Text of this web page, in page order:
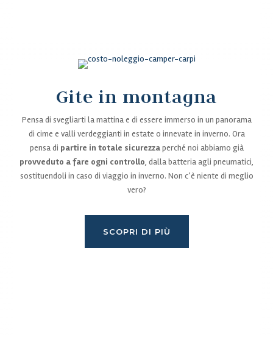
Gite in montagna
Pensa di svegliarti la mattina e di essere immerso in un panorama
di cime e valli verdeggianti in estate o innevate in inverno. Ora
pensa di partire in totale sicurezzaperché noi abbiamo già
provveduto a fare ogni controllo, dalla batteria agli pneumatici,
sostituendoli in caso di viaggio in inverno. Non c’è niente di meglio
vero?
SCOPRI DI PIÙ